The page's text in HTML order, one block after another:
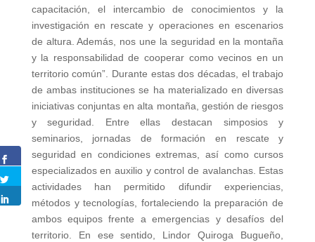
capacitación, el intercambio de conocimientos y la
investigación en rescate y operaciones en escenarios
de altura. Además, nos une la seguridad en la montaña
y la responsabilidad de cooperar como vecinos en un
territorio común”. Durante estas dos décadas, el trabajo
de ambas instituciones se ha materializado en diversas
iniciativas conjuntas en alta montaña, gestión de riesgos
y seguridad. Entre ellas destacan simposios y
seminarios, jornadas de formación en rescate y
seguridad en condiciones extremas, así como cursos
especializados en auxilio y control de avalanchas. Estas
actividades han permitido difundir experiencias,
métodos y tecnologías, fortaleciendo la preparación de
ambos equipos frente a emergencias y desafíos del
territorio. En ese sentido, Lindor Quiroga Bugueño,